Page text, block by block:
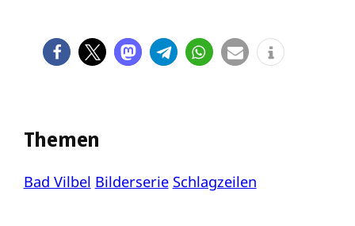
Themen
Bad Vilbel Bilderserie Schlagzeilen